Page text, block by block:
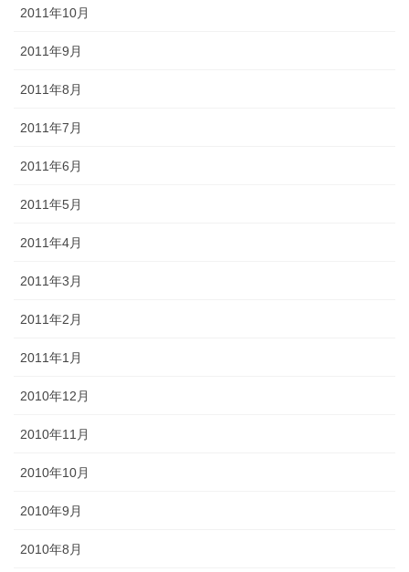
2011年10月
2011年9月
2011年8月
2011年7月
2011年6月
2011年5月
2011年4月
2011年3月
2011年2月
2011年1月
2010年12月
2010年11月
2010年10月
2010年9月
2010年8月